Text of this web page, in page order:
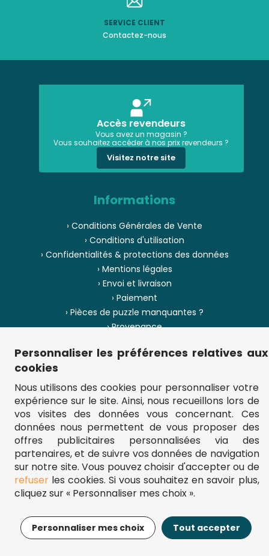
10,29€ Ajouter au panier
SERVICE CLIENT
Contactez-nous
Accès revendeurs
Vous avez un magasin ?
Vous souhaitez accéder à nos prix revendeurs ?
Visitez notre site
Informations
› Conditions Générales de Vente
› Conditions d'utilisation
› Confidentialités & protections des données
› Mentions légales
› Envoi et livraison
› Paiement
› Pièces de puzzle manquantes ?
› Provenance
› Plan du site
** Frais d'envoi = 6,95 € (France) / gratuit à partir de 45 €.
fou-de-puzzle.com : le site référence pour acheter des puzzles de
qualité à bon prix.
© Fou-de-puzzle.com 2011 - 2026
Personnaliser les préférences relatives aux
cookies
Nous utilisons des cookies pour personnaliser votre
expérience sur le site. Ainsi, nous recueillons lors de
vos visites des données vous concernant. Ces
données nous permettent de vous proposer des
offres publicitaires personnalisées via des
partenaires, et de suivre vos données de navigation
sur notre site. Vous pouvez choisir d'accepter ou de
refuserles cookies. Si vous souhaitez en savoir plus,
cliquez sur « Personnaliser mes choix ».
Personnaliser mes choix Tout accepter